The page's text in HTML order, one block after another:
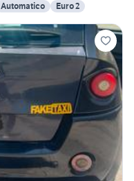
Automatico Euro 2